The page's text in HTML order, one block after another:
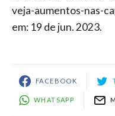
veja-aumentos-nas-
em: 19 de jun. 2023.
FACEBOOK
WHATSAPP